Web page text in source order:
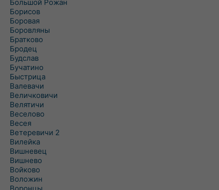
Большой Рожан
Борисов
Боровая
Боровляны
Братково
Бродец
Будслав
Бучатино
Быстрица
Валевачи
Величковичи
Велятичи
Веселово
Весея
Ветеревичи 2
Вилейка
Вишневец
Вишнево
Войково
Воложин